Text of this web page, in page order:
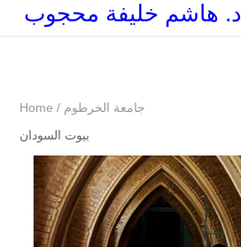
د. هاشم خليفة محجوب
Home / جامعة الخرطوم
بيوت السودان